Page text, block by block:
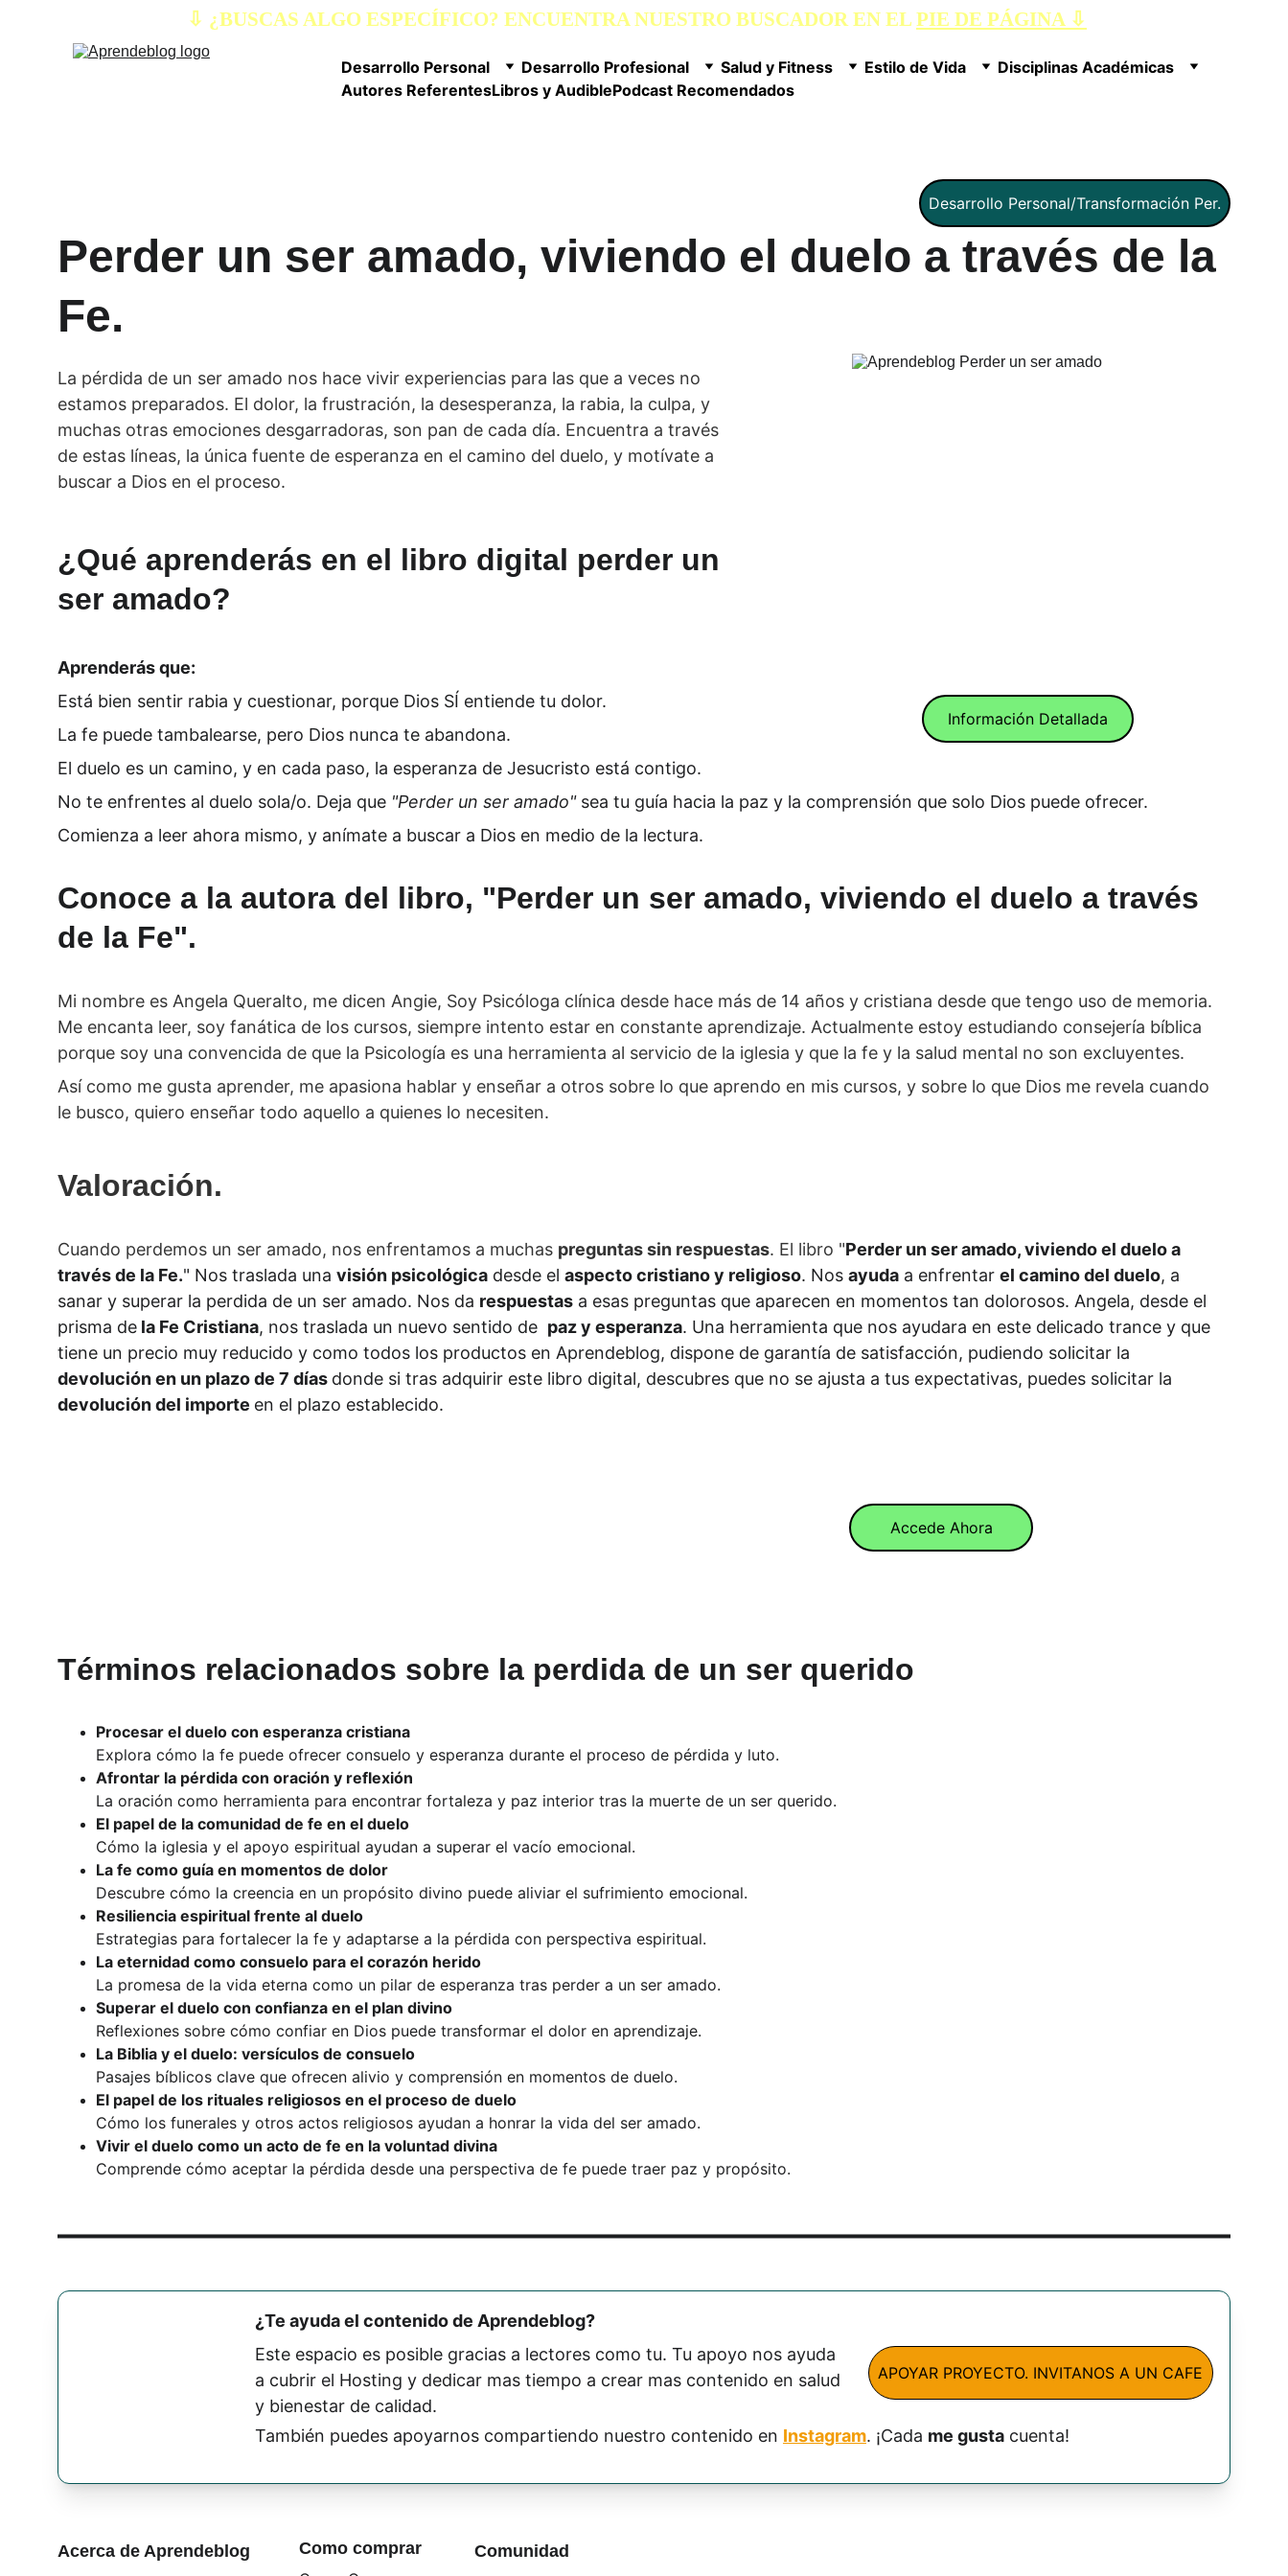
⇩ ¿BUSCAS ALGO ESPECÍFICO? ENCUENTRA NUESTRO BUSCADOR EN EL PIE DE PÁGINA ⇩
Desarrollo Personal Desarrollo Profesional Salud y Fitness Estilo de Vida
Disciplinas Académicas
Autores ReferentesLibros y AudiblePodcast Recomendados
Perder un ser amado, viviendo el duelo a través de la
Fe.
Desarrollo Personal/Transformación Per.
La pérdida de un ser amado nos hace vivir experiencias para las que a veces no
estamos preparados. El dolor, la frustración, la desesperanza, la rabia, la culpa, y
muchas otras emociones desgarradoras, son pan de cada día. Encuentra a través
de estas líneas, la única fuente de esperanza en el camino del duelo, y motívate a
buscar a Dios en el proceso.
¿Qué aprenderás en el libro digital perder un
ser amado?
Aprenderás que:
Está bien sentir rabia y cuestionar, porque Dios SÍ entiende tu dolor.
La fe puede tambalearse, pero Dios nunca te abandona.
El duelo es un camino, y en cada paso, la esperanza de Jesucristo está contigo.
No te enfrentes al duelo sola/o. Deja que "Perder un ser amado" sea tu guía hacia la paz y la comprensión que solo Dios puede ofrecer.
Comienza a leer ahora mismo, y anímate a buscar a Dios en medio de la lectura.
Conoce a la autora del libro, "Perder un ser amado, viviendo el duelo a través
de la Fe".
Mi nombre es Angela Queralto, me dicen Angie, Soy Psicóloga clínica desde hace más de 14 años y cristiana desde que tengo uso de memoria.
Me encanta leer, soy fanática de los cursos, siempre intento estar en constante aprendizaje. Actualmente estoy estudiando consejería bíblica
porque soy una convencida de que la Psicología es una herramienta al servicio de la iglesia y que la fe y la salud mental no son excluyentes.
Así como me gusta aprender, me apasiona hablar y enseñar a otros sobre lo que aprendo en mis cursos, y sobre lo que Dios me revela cuando
le busco, quiero enseñar todo aquello a quienes lo necesiten.
Valoración.
Cuando perdemos un ser amado, nos enfrentamos a muchas preguntas sin respuestas. El libro "Perder un ser amado, viviendo el duelo a
través de la Fe." Nos traslada una visión psicológica desde el aspecto cristiano y religioso. Nos ayuda a enfrentar el camino del duelo, a
sanar y superar la perdida de un ser amado. Nos da respuestas a esas preguntas que aparecen en momentos tan dolorosos. Angela, desde el
prisma de la Fe Cristiana, nos traslada un nuevo sentido de paz y esperanza. Una herramienta que nos ayudara en este delicado trance y que
tiene un precio muy reducido y como todos los productos en Aprendeblog, dispone de garantía de satisfacción, pudiendo solicitar la
devolución en un plazo de 7 días donde si tras adquirir este libro digital, descubres que no se ajusta a tus expectativas, puedes solicitar la
devolución del importe en el plazo establecido.
Accede Ahora
Información Detallada
Términos relacionados sobre la perdida de un ser querido
Procesar el duelo con esperanza cristiana
Explora cómo la fe puede ofrecer consuelo y esperanza durante el proceso de pérdida y luto.
Afrontar la pérdida con oración y reflexión
La oración como herramienta para encontrar fortaleza y paz interior tras la muerte de un ser querido.
El papel de la comunidad de fe en el duelo
Cómo la iglesia y el apoyo espiritual ayudan a superar el vacío emocional.
La fe como guía en momentos de dolor
Descubre cómo la creencia en un propósito divino puede aliviar el sufrimiento emocional.
Resiliencia espiritual frente al duelo
Estrategias para fortalecer la fe y adaptarse a la pérdida con perspectiva espiritual.
La eternidad como consuelo para el corazón herido
La promesa de la vida eterna como un pilar de esperanza tras perder a un ser amado.
Superar el duelo con confianza en el plan divino
Reflexiones sobre cómo confiar en Dios puede transformar el dolor en aprendizaje.
La Biblia y el duelo: versículos de consuelo
Pasajes bíblicos clave que ofrecen alivio y comprensión en momentos de duelo.
El papel de los rituales religiosos en el proceso de duelo
Cómo los funerales y otros actos religiosos ayudan a honrar la vida del ser amado.
Vivir el duelo como un acto de fe en la voluntad divina
Comprende cómo aceptar la pérdida desde una perspectiva de fe puede traer paz y propósito.
Acerca de Aprendeblog
Como comprar
Comunidad
¿Te ayuda el contenido de Aprendeblog?
Este espacio es posible gracias a lectores como tu. Tu apoyo nos ayuda
a cubrir el Hosting y dedicar mas tiempo a crear mas contenido en salud
y bienestar de calidad.
También puedes apoyarnos compartiendo nuestro contenido en Instagram. ¡Cada me gusta cuenta!
APOYAR PROYECTO. INVITANOS A UN CAFE